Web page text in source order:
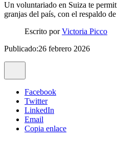
Un voluntariado en Suiza te
granjas del país, con el respaldo
Escrito porVictoria Picco
Publicado:26 febrero 2026
Facebook
Twitter
LinkedIn
Email
Copia enlace